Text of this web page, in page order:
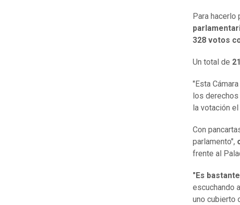
Para hacerlo
328 votos
Un total de
"Esta
los
la votación
Con
parlamento",
frente al
"Es
escuchando
uno cubierto